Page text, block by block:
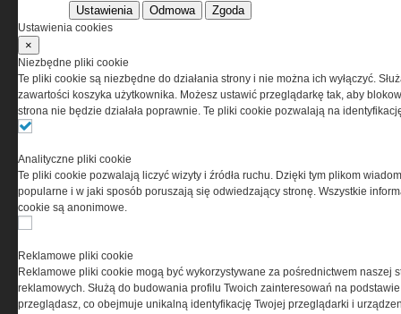
Przeczytaj regulamin
PRYWATNOŚĆ
informacji na Twoim komputerze. Pliki cookies stosujemy
w celu świadczenia usług na najwyższym poziomie,
w tym w sposób dostosowany do indywidualnych potrzeb.
Korzystanie z witryny bez zmiany ustawień dotyczących
cookies oznacza, że będą one zamieszczane w Twoim
dokonać zmiany ustawień przeglądarki dotyczących
cookies. Nim Państwo zaczną korzystać z naszego
serwisu prosimy o zapoznanie się z naszą polityką
prywatności oraz informacją o cookies.
Ustawienia Odmowa Zgoda
Ustawienia cookies
×
Niezbędne pliki cookie
Te pliki cookie są niezbędne do działania strony i nie można ich wyłączyć.
zawartości koszyka użytkownika. Możesz ustawić przeglądarkę tak, aby
strona nie będzie działała poprawnie. Te pliki cookie pozwalają na
Analityczne pliki cookie
Te pliki cookie pozwalają liczyć wizyty i źródła ruchu. Dzięki tym plikom
popularne i w jaki sposób poruszają się odwiedzający stronę. Wszystkie
cookie są anonimowe.
Reklamowe pliki cookie
Reklamowe pliki cookie mogą być wykorzystywane za pośrednictwem naszej
reklamowych. Służą do budowania profilu Twoich zainteresowań na
przeglądasz, co obejmuje unikalną identyfikację Twojej przeglądarki i